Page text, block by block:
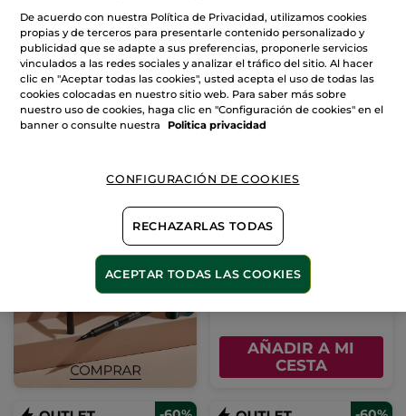
CESTA
CESTA
-60%
Tubo 15 ml
(443)
18,36€
AÑADIR A MI
CESTA
De acuerdo con nuestra Política de Privacidad, utilizamos cookies
propias y de terceros para presentarle contenido personalizado y
publicidad que se adapte a sus preferencias, proponerle servicios
vinculados a las redes sociales y analizar el tráfico del sitio. Al hacer
clic en "Aceptar todas las cookies", usted acepta el uso de todas las
cookies colocadas en nuestro sitio web. Para saber más sobre
nuestro uso de cookies, haga clic en "Configuración de cookies" en el
banner o consulte nuestra
Politica privacidad
CONFIGURACIÓN DE COOKIES
RECHAZARLAS TODAS
ACEPTAR TODAS LAS COOKIES